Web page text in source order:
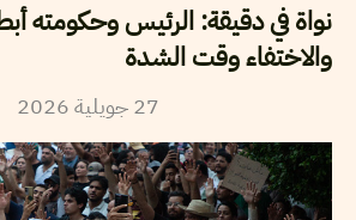
نواة في دقيقة: الرئيس وحكومته
والاختفاء وقت الشدة
27 جويلية2026